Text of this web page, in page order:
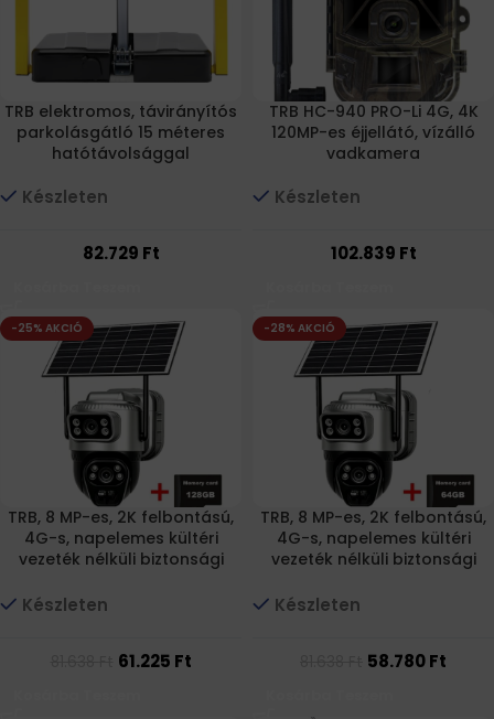
TRB elektromos, távirányítós
parkolásgátló 15 méteres
hatótávolsággal
Készleten
82.729 Ft
TRB HC-940 PRO-Li 4G, 4K
120MP-es éjjellátó, vízálló
vadkamera
Készleten
102.839 Ft
-25% AKCIÓ
TRB, 8 MP-es, 2K felbontású,
4G-s, napelemes kültéri
vezeték nélküli biztonsági
emberfelismeréssel, éjjellátó
Készleten
61.225 Ft
-28% AKCIÓ
TRB, 8 MP-es, 2K felbontású,
4G-s, napelemes kültéri
vezeték nélküli biztonsági
emberfelismeréssel, éjjellátó
Készleten
58.780Ft